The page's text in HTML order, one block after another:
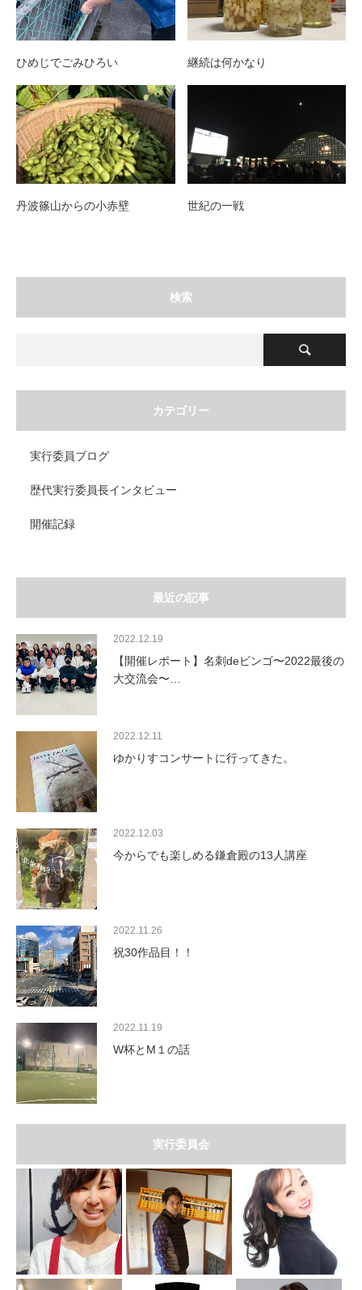
ひめじでごみひろい 継続は何かなり
丹波篠山からの小赤壁 世紀の一戦
検索
カテゴリー
実行委員ブログ
歴代実行委員長インタビュー
開催記録
最近の記事
2022.12.19
【開催レポート】名刺deビンゴ〜2022最後の
大交流会〜…
2022.12.11
ゆかりすコンサートに行ってきた。
2022.12.03
今からでも楽しめる鎌倉殿の13人講座
2022.11.26
祝30作品目！！
2022.11.19
W杯とM１の話
実行委員会